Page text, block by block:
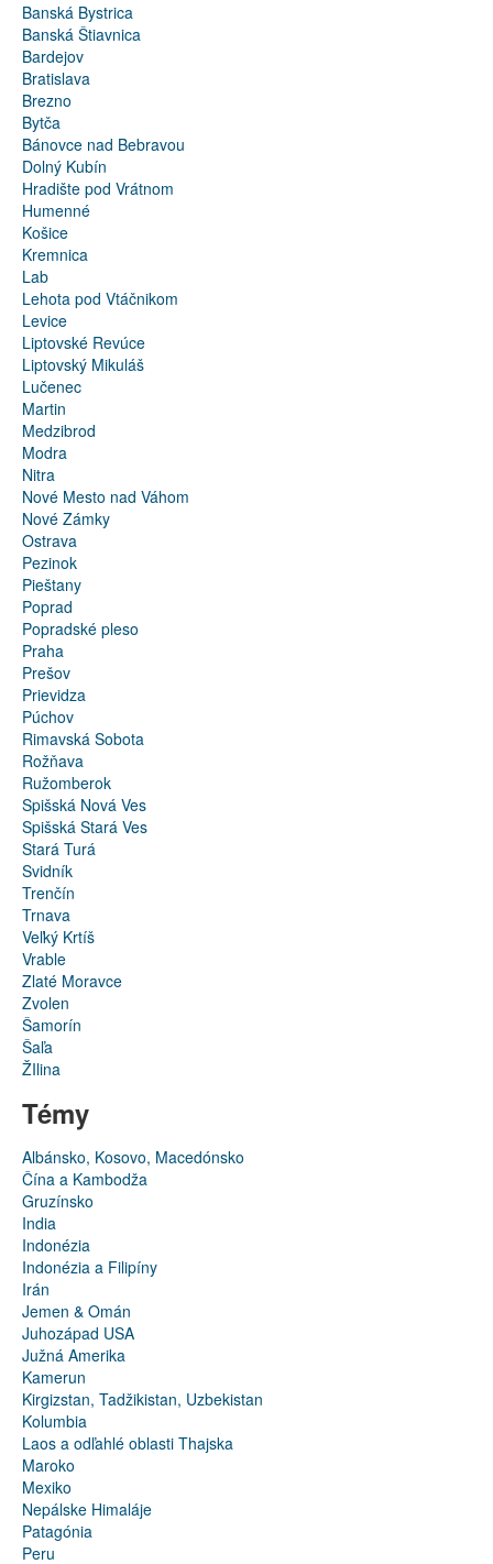
Banská Bystrica
Banská Štiavnica
Bardejov
Bratislava
Brezno
Bytča
Bánovce nad Bebravou
Dolný Kubín
Hradište pod Vrátnom
Humenné
Košice
Kremnica
Lab
Lehota pod Vtáčnikom
Levice
Liptovské Revúce
Liptovský Mikuláš
Lučenec
Martin
Medzibrod
Modra
Nitra
Nové Mesto nad Váhom
Nové Zámky
Ostrava
Pezinok
Pieštany
Poprad
Popradské pleso
Praha
Prešov
Prievidza
Púchov
Rimavská Sobota
Rožňava
Ružomberok
Spišská Nová Ves
Spišská Stará Ves
Stará Turá
Svidník
Trenčín
Trnava
Veľký Krtíš
Vrable
Zlaté Moravce
Zvolen
Šamorín
Šaľa
ŽIlina
Témy
Albánsko, Kosovo, Macedónsko
Čína a Kambodža
Gruzínsko
India
Indonézia
Indonézia a Filipíny
Irán
Jemen & Omán
Juhozápad USA
Južná Amerika
Kamerun
Kirgizstan, Tadžikistan, Uzbekistan
Kolumbia
Laos a odľahlé oblasti Thajska
Maroko
Mexiko
Nepálske Himaláje
Patagónia
Peru